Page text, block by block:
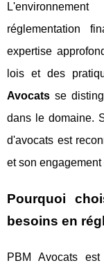
réglementation
expertise
lois et des
Avocats se
dans le domaine.
d'avocats est
et son
Pourquoi
besoins en
PBM Avocats